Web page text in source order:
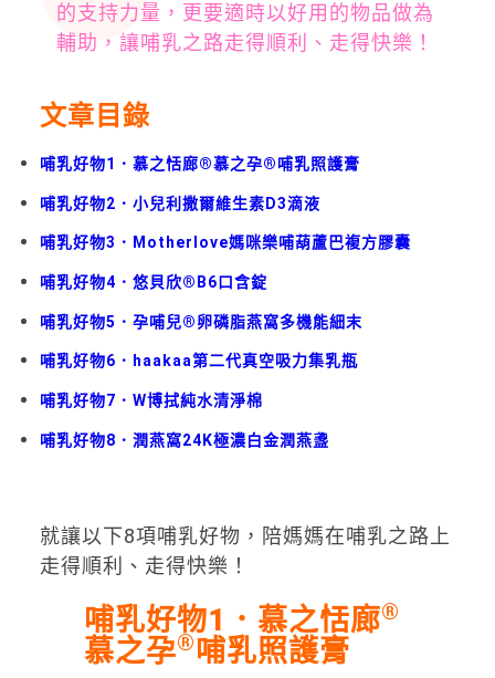
的支持力量，更要適時以好用的物品做為
輔助，讓哺乳之路走得順利、走得快樂！
文章目錄
哺乳好物1．慕之恬廊®慕之孕®哺乳照護膏
哺乳好物2．小兒利撒爾維生素D3滴液
哺乳好物3．Motherlove媽咪樂哺葫蘆巴複方膠囊
哺乳好物4．悠貝欣®B6口含錠
哺乳好物5．孕哺兒®卵磷脂燕窩多機能細末
哺乳好物6．haakaa第二代真空吸力集乳瓶
哺乳好物7．W博拭純水清淨棉
哺乳好物8．潤燕窩24K極濃白金潤燕盞
就讓以下8項哺乳好物，陪媽媽在哺乳之路上
走得順利、走得快樂！
哺乳好物1 ． 慕之恬廊®
慕之孕®哺乳照護膏